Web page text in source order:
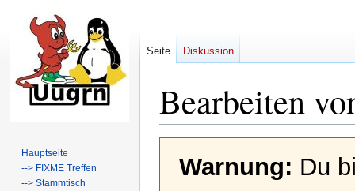
Bearbeiten
Navigation
SucheWarnung: Du
Seite Diskussion
Hauptseite
--> FIXME Treffen
--> Stammtisch